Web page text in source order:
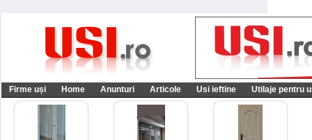
Firme uși Home Anunturi Articole Usi ieftine Utilaje pentru